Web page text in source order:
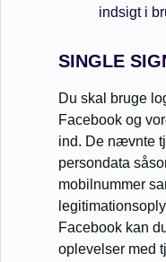
indsigt i
SINGLE
Du skal bruge
Facebook og
ind. De nævnte
persondata
mobilnummer
Facebook kan
oplevelser med